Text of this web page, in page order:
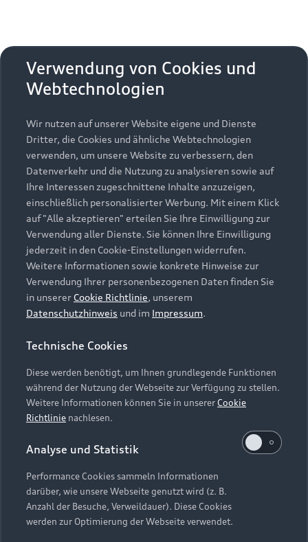
Zurück nach oben
Modelle
Alle Modelle
Modelle vergleichen
Elektromodelle
Plug-in-Hybride
Kaufen & leasen
Neuwagensuche
Gebrauchtwagensuche
Gebrauchtwagen
Finanzierung
Aktionen & Angebote
Geschäftskunden
Service & Zubehör
Saisonale Angebote
Audi Services
Garantie
Audi digital services
myAudi
Support
Kundenservice
Händlersuche
Audi Code
Online-Terminvereinbarung
Servicekontakt
Vertrag widerrufen
Über Audi
Unternehmen
Karriere
Investor Relations
Presse & Media Center
Datenschutz
Audi erleben
Newsletter
Impressum Rechtliches
Hinweisgebersystem
Datenschutzinformation
Cookie-Einstellungen
Cookie-Richtlinie
Barrierefreiheit
Hinweis: Die aktuelle Darstellung und Anordnung der
Embleme am Fahrzeug bei allen Abbildungen auf dieser
Webseite kann abweichen.
Verwendung von Cookies und
Webtechnologien
Wir nutzen auf unserer Website eigene und Dienste
Dritter, die Cookies und ähnliche Webtechnologien
verwenden, um unsere Website zu verbessern, den
Datenverkehr und die Nutzung zu analysieren sowie auf
Ihre Interessen zugeschnittene Inhalte anzuzeigen,
einschließlich personalisierter Werbung. Mit einem Klick
auf "Alle akzeptieren" erteilen Sie Ihre Einwilligung zur
Verwendung aller Dienste. Sie können Ihre Einwilligung
jederzeit in den Cookie-Einstellungen widerrufen.
Weitere Informationen sowie konkrete Hinweise zur
Verwendung Ihrer personenbezogenen Daten finden Sie
in unserer Cookie Richtlinie, unserem
Datenschutzhinweis und im Impressum.
Technische Cookies
Diese werden benötigt, um Ihnen grundlegende Funktionen
während der Nutzung der Webseite zur Verfügung zu stellen.
Weitere Informationen können Sie in unsererCookie
Richtlinie nachlesen.
Analyse und Statistik
Performance Cookies sammeln Informationen
darüber, wie unsere Webseite genutzt wird (z. B.
Anzahl der Besuche, Verweildauer). Diese Cookies
werden zur Optimierung der Webseite verwendet.